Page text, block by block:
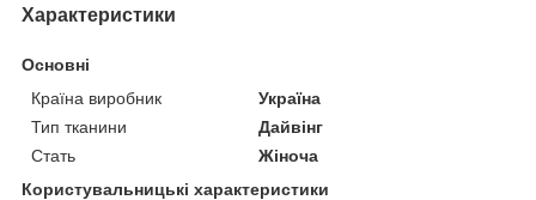
Характеристики
Основні
Країна виробник
Україна
Тип тканини
Дайвінг
Стать
Жіноча
Користувальницькі характеристики